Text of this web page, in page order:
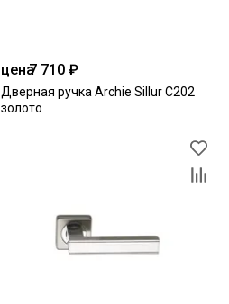
цена7 710 ₽
Дверная ручка Archie Sillur С202
золото